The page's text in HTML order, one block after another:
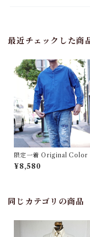
最近チェックした商
限定一着 Original Color
sian Military Sleeping
/ オリジナル 後染め スリー
¥8,580
同じカテゴリの商品